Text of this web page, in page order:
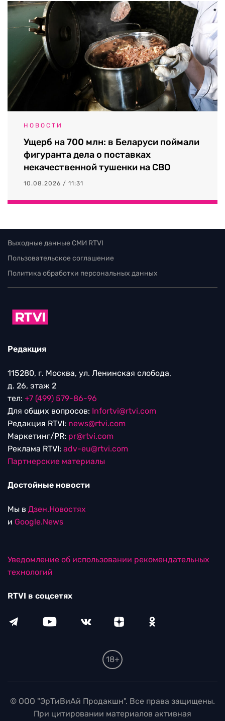
НОВОСТИ
Ущерб на 700 млн: в Беларуси поймали
фигуранта дела о поставках
некачественной тушенки на СВО
10.08.2026 / 11:31
Выходные данные СМИ RTVI
Пользовательское соглашение
Политика обработки персональных данных
Редакция
115280, г. Москва, ул. Ленинская слобода,
д. 26, этаж 2
тел: +7 (499) 579-86-96
Для общих вопросов: Infortvi@rtvi.com
Редакция RTVI: news@rtvi.com
Маркетинг/PR: pr@rtvi.com
Реклама RTVI: adv-eu@rtvi.com
Партнерские материалы
Достойные новости
Мы в Дзен.Новостях
и Google.News
Уведомление об использовании рекомендательных
технологий
RTVI в соцсетях
18+
© ООО "ЭрТиВиАй Продакшн". Все права защищены.
При цитировании материалов активная